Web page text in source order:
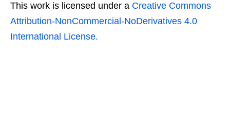
This work is licensed under a Creative Commons
Attribution-NonCommercial-NoDerivatives 4.0
International License.